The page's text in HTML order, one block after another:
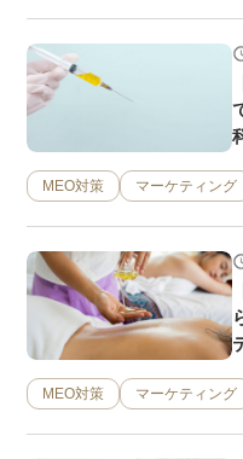
MEO対策 マーケティング
MEO対策 マーケティング